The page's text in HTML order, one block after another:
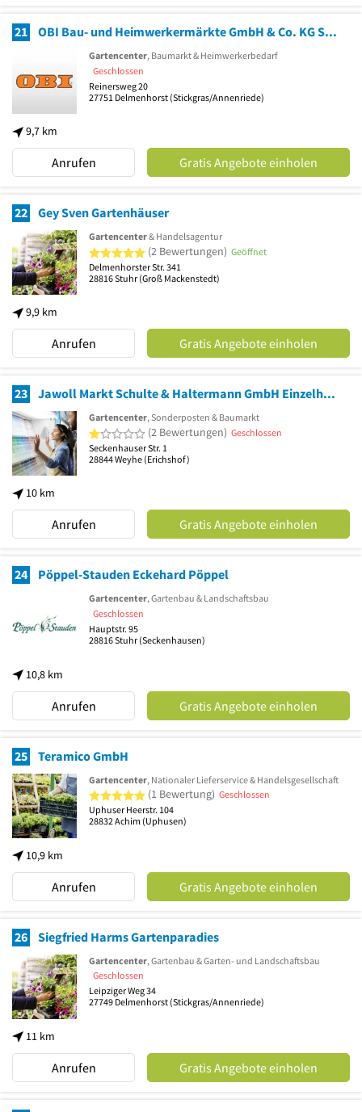
21 OBI Bau- und Heimwerkermärkte GmbH & Co. KG Systemzentrale
9,7 km
Gartencenter, Baumarkt & Heimwerkerbedarf
Geschlossen
Reinersweg 20
27751 Delmenhorst (Stickgras/Annenriede)
Anrufen Gratis Angebote einholen
22 Gey Sven Gartenhäuser
9,9 km
Gartencenter& Handelsagentur
5 von 5 Sternen
(2 Bewertungen) Geöffnet
Delmenhorster Str. 341
28816Stuhr(Groß Mackenstedt)
Anrufen Gratis Angebote einholen
23 Jawoll Markt Schulte & Haltermann GmbH Einzelhandel Sonderposten
10 km
Gartencenter, Sonderposten & Baumarkt
1 von 5 Sternen
(2 Bewertungen) Geschlossen
Seckenhauser Str. 1
28844Weyhe (Erichshof)
Anrufen Gratis Angebote einholen
24 Pöppel-Stauden Eckehard Pöppel
10,8 km
Gartencenter, Gartenbau & Landschaftsbau
Geschlossen
Hauptstr. 95
28816Stuhr(Seckenhausen)
Anrufen Gratis Angebote einholen
25 Teramico GmbH
10,9 km
Gartencenter, Nationaler Lieferservice & Handelsgesellschaft
5 von 5 Sternen
(1 Bewertung) Geschlossen
Uphuser Heerstr. 104
28832Achim (Uphusen)
Anrufen Gratis Angebote einholen
26 Siegfried Harms Gartenparadies
11 km
Gartencenter, Gartenbau & Garten- und Landschaftsbau
Geschlossen
Leipziger Weg 34
27749 Delmenhorst (Stickgras/Annenriede)
Anrufen Gratis Angebote einholen